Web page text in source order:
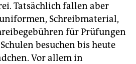
Tatsächlich fallen aber
Schreibmaterial,
für Prüfungen
besuchen bis heute
Vor allem in